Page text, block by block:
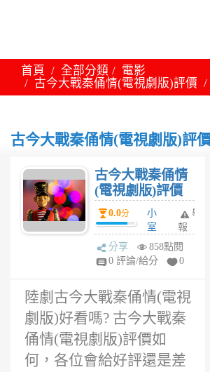
首頁 全部分類
電影
古今大戰秦俑情(電視劇版)評價
古今大戰秦俑情(電視劇版)評
古今大戰秦俑情
(電視劇版)評價
0.0分
小
室
6
年
舉
報
分享
858點閱
0 評論/給分
0
陸劇古今大戰秦俑情(電視
劇版)好看嗎? 古今大戰秦
俑情(電視劇版)評價如
何，各位會給好評還是差